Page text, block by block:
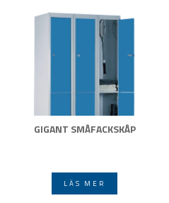
GIGANT SMÅFACKSKÅP
LÄS MER